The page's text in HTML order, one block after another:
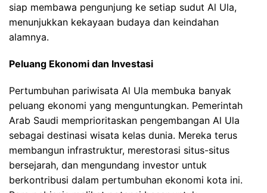
siap membawa pengunjung ke setiap sudut Al Ula,
menunjukkan kekayaan budaya dan keindahan
alamnya.
Peluang Ekonomi dan Investasi
Pertumbuhan pariwisata Al Ula membuka banyak
peluang ekonomi yang menguntungkan. Pemerintah
Arab Saudi memprioritaskan pengembangan Al Ula
sebagai destinasi wisata kelas dunia. Mereka terus
membangun infrastruktur, merestorasi situs-situs
bersejarah, dan mengundang investor untuk
berkontribusi dalam pertumbuhan ekonomi kota ini.